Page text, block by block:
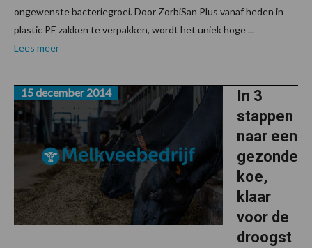
ongewenste bacteriegroei. Door ZorbiSan Plus vanaf heden in
plastic PE zakken te verpakken, wordt het uniek hoge ...
Lees meer
In 3
stappen
naar een
gezonde
koe,
klaar
voor de
droogst
15 december 2014